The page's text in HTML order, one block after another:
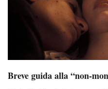
Breve guida alla “non-